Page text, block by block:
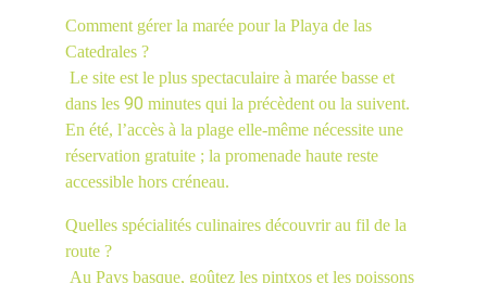
Comment gérer la marée pour la Playa de las
Catedrales ?
dans les 90 minutes qui la précèdent ou la suivent.
En été, l’accès à la plage elle-même nécessite une
réservation gratuite ; la promenade haute reste
accessible hors créneau.
Quelles spécialités culinaires découvrir au fil de la
route ?